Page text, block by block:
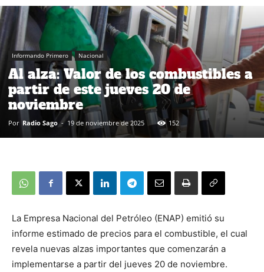
Informando Primero Nacional
Al alza: Valor de los combustibles a
partir de este jueves 20 de
noviembre
Por Radio Sago - 19 de noviembre de 2025 152
La Empresa Nacional del Petróleo (ENAP) emitió su
informe estimado de precios para el combustible, el cual
revela nuevas alzas importantes que comenzarán a
implementarse a partir del jueves 20 de noviembre.